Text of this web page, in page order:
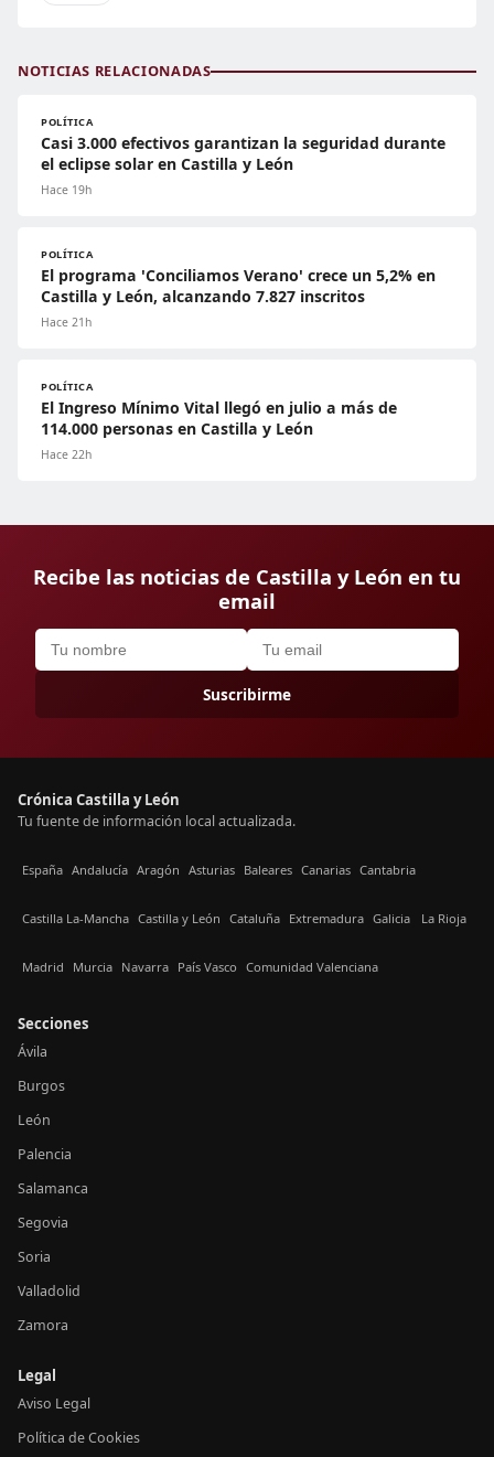
NOTICIAS RELACIONADAS
POLÍTICA
Casi 3.000 efectivos garantizan la seguridad durante
el eclipse solar en Castilla y León
Hace 19h
POLÍTICA
El programa 'Conciliamos Verano' crece un 5,2% en
Castilla y León, alcanzando 7.827 inscritos
Hace 21h
POLÍTICA
El Ingreso Mínimo Vital llegó en julio a más de
114.000 personas en Castilla y León
Hace 22h
Recibe las noticias de Castilla y León en tu
email
Suscribirme
Crónica Castilla y León
Tu fuente de información local actualizada.
España Andalucía Aragón Asturias Baleares Canarias Cantabria
Castilla La-Mancha Castilla y León Cataluña Extremadura Galicia La Rioja
Madrid Murcia Navarra País Vasco Comunidad Valenciana
Secciones
Ávila
Burgos
León
Palencia
Salamanca
Segovia
Soria
Valladolid
Zamora
Legal
Aviso Legal
Política de Cookies